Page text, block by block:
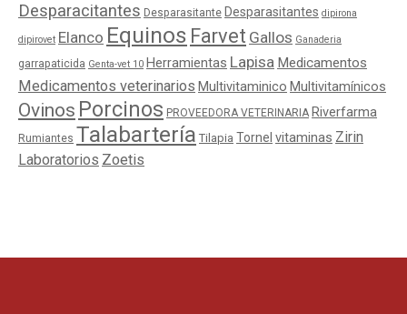
Desparacitantes Desparasitante Desparasitantes dipirona
dipirovet Elanco Equinos Farvet Gallos Ganaderia
garrapaticida Genta-vet 10 Herramientas Lapisa Medicamentos
Medicamentos veterinarios Multivitaminico Multivitamínicos
Ovinos Porcinos PROVEEDORA VETERINARIA Riverfarma
Rumiantes Talabartería Tilapia Tornel vitaminas Zirin
Laboratorios Zoetis